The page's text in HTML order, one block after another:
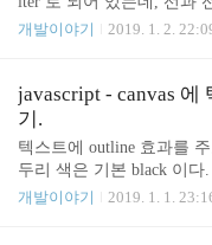
준다는 의미이다. lineJoin
개발이야기 2019. 1. 2.
javascript - canvas 에
기.
텍스트에 outline 효과를
두리 색은 기본 black 이다
주면 된다.
개발이야기 2019. 1. 1.